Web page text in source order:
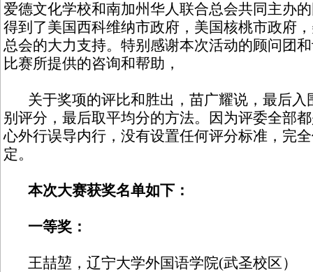
爱德文化学校和南加州华人联合总会共同主办
得到了美国西科维纳市政府，美国核桃市政府
总会的大力支持。特别感谢本次活动的顾问团
比赛所提供的咨询和帮助，
关于奖项的评比和胜出，苗广耀说，最后入
别评分，最后取平均分的方法。因为评委全部
心外行误导内行，没有设置任何评分标准，完
定。
本次大赛获奖名单如下：
一等奖：
王喆堃，辽宁大学外国语学院(武圣校区）